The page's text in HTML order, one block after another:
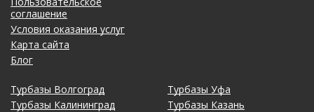
соглашение
Условия оказания услуг
Карта сайта
Блог
Турбазы Волгоград
Турбазы Калининград
Турбазы Уфа
Турбазы Казань